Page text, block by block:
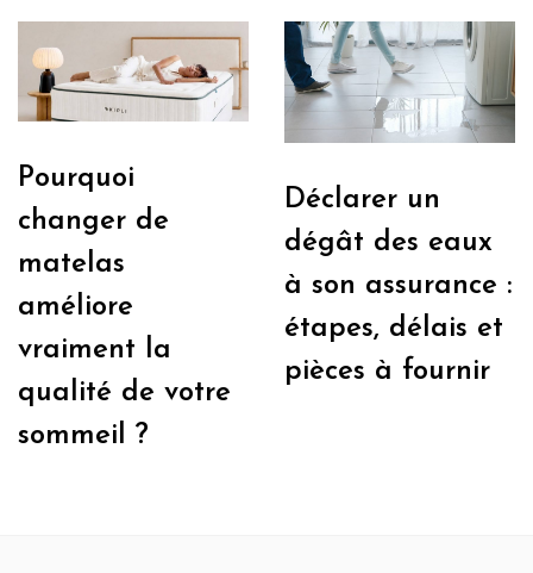
Pourquoi
changer de
matelas
améliore
vraiment la
qualité de votre
sommeil ?
Déclarer un
dégât des eaux
à son assurance :
étapes, délais et
pièces à fournir